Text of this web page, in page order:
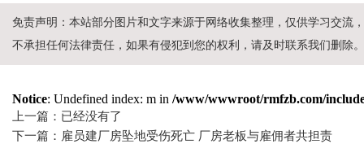
免责声明：本站部分图片和文字来源于网络收集整理，仅供学习交流
不承担任何法律责任，如果有侵犯到您的权利，请及时联系我们删除。
Notice: Undefined index: m in /www/wwwroot/rmfzb.com/
上一篇：已经没有了
下一篇：雇员建厂房坠地受伤死亡 厂房老板与雇佣者共担责